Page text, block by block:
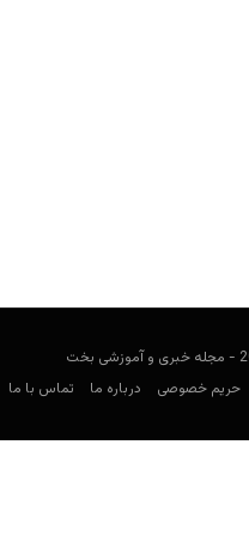
حریم خصوصی
درباره ما تماس با ما